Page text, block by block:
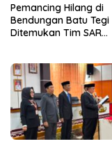
Pemancing Hilang di
Bendungan Batu Tegi
Ditemukan Tim SAR